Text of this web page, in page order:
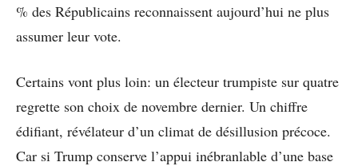
% des Républicains reconnaissent aujourd’hui ne plus
assumer leur vote.
Certains vont plus loin: un électeur trumpiste sur quatre
regrette son choix de novembre dernier. Un chiffre
édifiant, révélateur d’un climat de désillusion précoce.
Car si Trump conserve l’appui inébranlable d’une base